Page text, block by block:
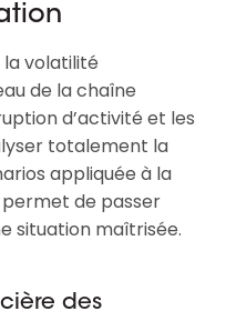
la volatilité
de la chaîne
d’activité et les
totalement la
appliquée à la
de passer
situation maîtrisée.
des